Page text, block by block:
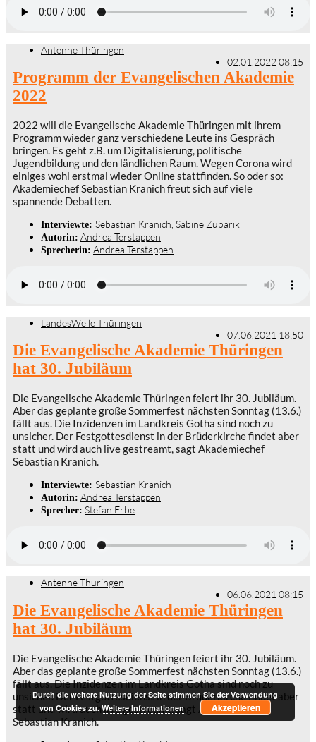
Antenne Thüringen
02.01.2022 08:15
Programm der Evangelischen Akademie
2022
2022 will die Evangelische Akademie Thüringen mit ihrem
Programm wieder ganz verschiedene Leute ins Gespräch
bringen. Es geht z.B. um Digitalisierung, politische
Jugendbildung und den ländlichen Raum. Wegen Corona wird
einiges wohl erstmal wieder Online stattfinden. So oder so:
Akademiechef Sebastian Kranich freut sich auf viele
spannende Debatten.
Interviewte: Sebastian Kranich Sabine Zubarik
Autorin: Andrea Terstappen
Sprecherin: Andrea Terstappen
LandesWelle Thüringen
07.06.2021 18:50
Die Evangelische Akademie Thüringen
hat 30. Jubiläum
Die Evangelische Akademie Thüringen feiert ihr 30. Jubiläum.
Aber das geplante große Sommerfest nächsten Sonntag (13.6.)
fällt aus. Die Inzidenzen im Landkreis Gotha sind noch zu
unsicher. Der Festgottesdienst in der Brüderkirche findet aber
statt und wird auch live gestreamt, sagt Akademiechef
Sebastian Kranich.
Interviewte: Sebastian Kranich
Autorin: Andrea Terstappen
Sprecher: Stefan Erbe
Antenne Thüringen
06.06.2021 08:15
Die Evangelische Akademie Thüringen
hat 30. Jubiläum
Die Evangelische Akademie Thüringen feiert ihr 30. Jubiläum.
Aber das geplante große Sommerfest nächsten Sonntag (13.6.)
fällt aus. Die Inzidenzen im Landkreis Gotha sind noch zu
unsicher. Der Festgottesdienst in der Brüderkirche findet aber
statt und wird auch live gestreamt, sagt Akademiechef
Sebastian Kranich.
Durch die weitere Nutzung der Seite stimmen Sie der Verwendung
von Cookies zu.Weitere Informationen Akzeptieren